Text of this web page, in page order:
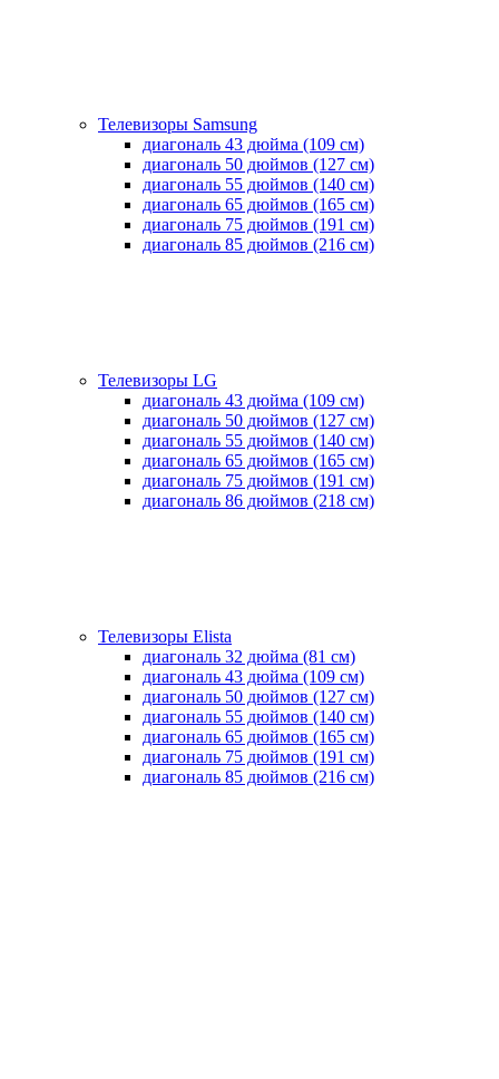
Телевизоры Samsung
диагональ 43 дюйма (109 см)
диагональ 50 дюймов (127 см)
диагональ 55 дюймов (140 cм)
диагональ 65 дюймов (165 cм)
диагональ 75 дюймов (191 см)
диагональ 85 дюймов (216 см)
Телевизоры LG
диагональ 43 дюйма (109 см)
диагональ 50 дюймов (127 см)
диагональ 55 дюймов (140 cм)
диагональ 65 дюймов (165 cм)
диагональ 75 дюймов (191 см)
диагональ 86 дюймов (218 см)
Телевизоры Elista
диагональ 32 дюйма (81 см)
диагональ 43 дюйма (109 см)
диагональ 50 дюймов (127 см)
диагональ 55 дюймов (140 cм)
диагональ 65 дюймов (165 cм)
диагональ 75 дюймов (191 см)
диагональ 85 дюймов (216 см)